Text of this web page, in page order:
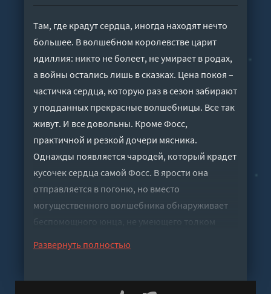
Там, где крадут сердца, иногда находят нечто
большее. В волшебном королевстве царит
идиллия: никто не болеет, не умирает в родах,
а войны остались лишь в сказках. Цена покоя –
частичка сердца, которую раз в сезон забирают
у подданных прекрасные волшебницы. Все так
живут. И все довольны. Кроме Фосс,
практичной и резкой дочери мясника.
Однажды появляется чародей, который крадет
кусочек сердца самой Фосс. В ярости она
отправляется в погоню, но вместо
могущественного волшебника обнаруживает
беспомощного юнца, не умеющего толком
говорящего кота и Дом, где стены живут своей
Развернуть полностью